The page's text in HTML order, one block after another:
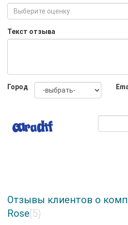
Выберите оценку
Текст отзыва
Город
Отзывы клиентов о
Rose(5)